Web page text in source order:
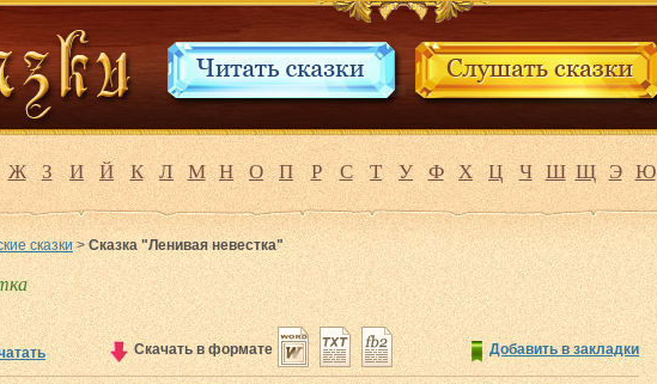
Ж З И Й К Л М Н О П Р С Т У Ф Х Ц Ч Ш Щ Э Ю
сказки>Сказка "Ленивая невестка"
Добавить в закладки
Скачать в формате